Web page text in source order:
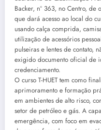
Backer, nº 363, no Centro, de
que dará acesso ao local do
usando calça comprida,
utilização de acessórios
pulseiras e lentes de contato,
exigido documento oficial de
credenciamento.
O curso T-HUET tem como
aprimoramento e formação
em ambientes de alto risco,
setor de petróleo e gás. A
emergência, com foco em